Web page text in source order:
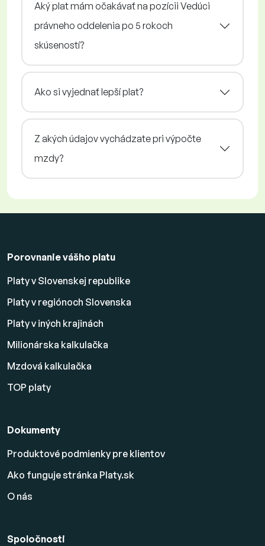
Aký plat mám očakávať na pozícii Vedúci
právneho oddelenia po 5 rokoch
skúseností?
Ako si vyjednať lepší plat?
Z akých údajov vychádzate pri výpočte
mzdy?
Porovnanie vášho platu
Platy v Slovenskej republike
Platy v regiónoch Slovenska
Platy v iných krajinách
Milionárska kalkulačka
Mzdová kalkulačka
TOP platy
Dokumenty
Produktové podmienky pre klientov
Ako funguje stránka Platy.sk
O nás
Spoločnosti